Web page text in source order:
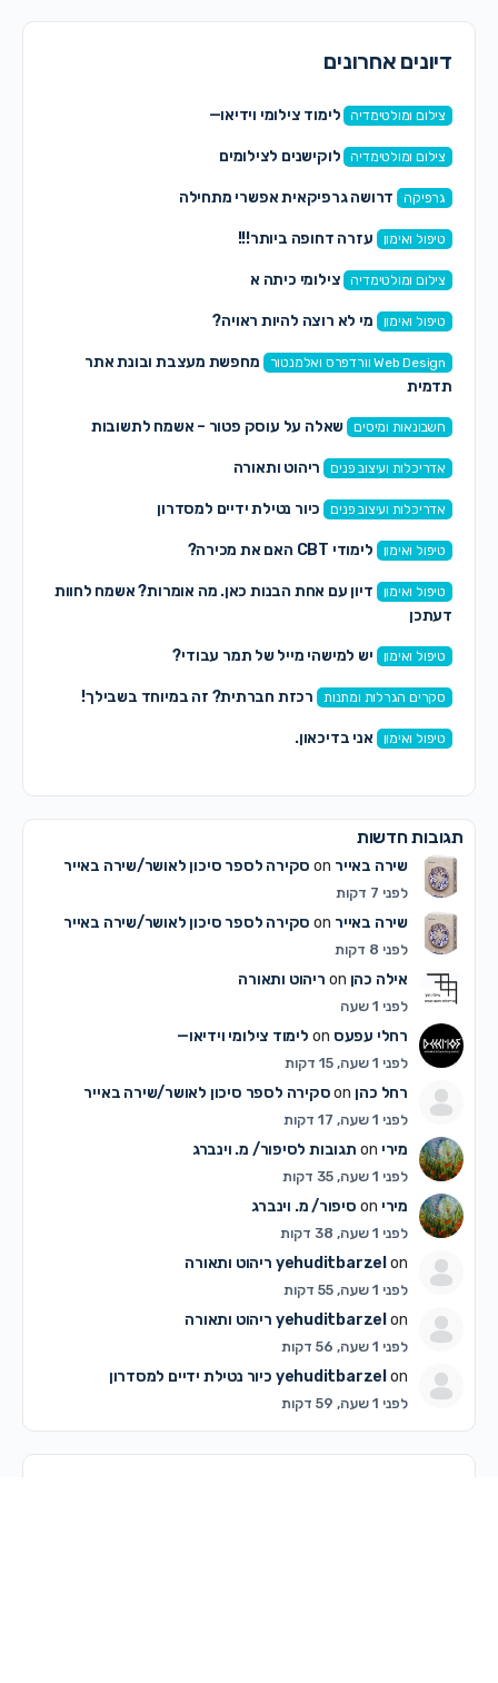
דיונים אחרונים
צילום ומולטימדיה לימוד צילומי וידיאו—
צילום ומולטימדיה לוקישנים לצילומים
גרפיקה דרושה גרפיקאית אפשרי מתחילה
טיפול ואימון עזרה דחופה ביותר!!!
צילום ומולטימדיה צילומי כיתה א
טיפול ואימון מי לא רוצה להיות ראויה?
Web Design וורדפרס ואלמנטור
מחפשת מעצבת ובונת אתר
תדמית
חשבונאות ומיסים שאלה על עוסק פטור – אשמח לתשובות
אדריכלות ועיצוב פנים ריהוט ותאורה
אדריכלות ועיצוב פנים כיור נטילת ידיים למסדרון
טיפול ואימון לימודי CBT האם את מכירה?
טיפול ואימון
דיון עם אחת הבנות כאן. מה אומרות? אשמח לחוות
דעתכן
טיפול ואימון יש למישהי מייל של תמר עבודי?
סקרים הגרלות ומתנות רכזת חברתית? זה במיוחד בשבילך!
טיפול ואימון אני בדיכאון.
תגובות חדשות
שירה באייר סקירה לספר סיכון לאושר/שירה באייר
לפני 7 דקות
שירה באייר סקירה לספר סיכון לאושר/שירה באייר
לפני 8 דקות
אילה כהן ריהוט ותאורה
לפני 1 שעה
רחלי עפעס לימוד צילומי וידיאו—
לפני 1 שעה, 15 דקות
רחל כהן סקירה לספר סיכון לאושר/שירה באייר
לפני 1 שעה, 17 דקות
מירי תגובות לסיפור/ מ. וינברג
לפני 1 שעה, 35 דקות
מירי סיפור/ מ. וינברג
לפני 1 שעה, 38 דקות
yehuditbarzel on ריהוט ותאורה
לפני 1 שעה, 55 דקות
yehuditbarzel on ריהוט ותאורה
לפני 1 שעה, 56 דקות
yehuditbarzel on כיור נטילת ידיים למסדרון
לפני 1 שעה, 59 דקות